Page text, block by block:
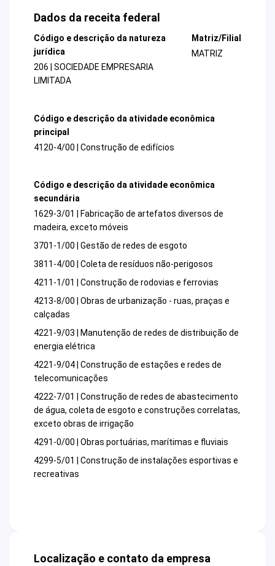
Dados da receita federal
Código e descrição da natureza
jurídica
206 | SOCIEDADE EMPRESARIA
LIMITADA
Matriz/Filial
MATRIZ
Código e descrição da atividade econômica
principal
4120-4/00 | Construção de edifícios
Código e descrição da atividade econômica
secundária
1629-3/01 | Fabricação de artefatos diversos de
madeira, exceto móveis
3701-1/00 | Gestão de redes de esgoto
3811-4/00 | Coleta de resíduos não-perigosos
4211-1/01 | Construção de rodovias e ferrovias
4213-8/00 | Obras de urbanização - ruas, praças e
calçadas
4221-9/03 | Manutenção de redes de distribuição de
energia elétrica
4221-9/04 | Construção de estações e redes de
telecomunicações
4222-7/01 | Construção de redes de abastecimento
de água, coleta de esgoto e construções correlatas,
exceto obras de irrigação
4291-0/00 | Obras portuárias, marítimas e fluviais
4299-5/01 | Construção de instalações esportivas e
recreativas
Localização e contato da empresa